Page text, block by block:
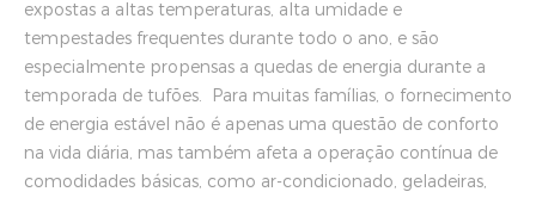
expostas a altas temperaturas, alta umidade e
tempestades frequentes durante todo o ano, e são
especialmente propensas a quedas de energia durante a
temporada de tufões. Para muitas famílias, o fornecimento
de energia estável não é apenas uma questão de conforto
na vida diária, mas também afeta a operação contínua de
comodidades básicas, como ar-condicionado, geladeiras,